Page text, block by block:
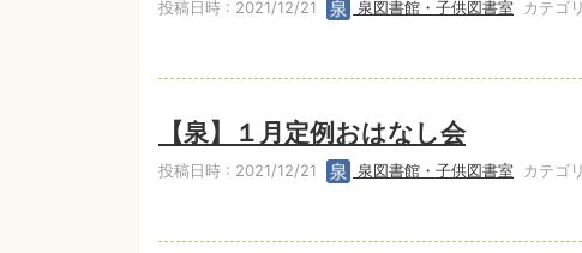
投稿日時 : 2021/12/21 泉図書館・子供図書室 カテゴ
【泉】１月定例おはなし会
投稿日時 : 2021/12/21 泉図書館・子供図書室 カテゴ